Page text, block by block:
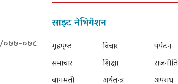
०७७-०७८
साइट नेभिगेशन
गृहपृष्‍ठ
समाचार
बागमती
विचार
शिक्षा
अर्थतन्त्र
पर्यटन
राजनीति
अपराध